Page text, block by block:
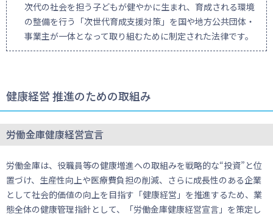
次代の社会を担う子どもが健やかに生まれ、育成される環境
の整備を行う「次世代育成支援対策」を国や地方公共団体・
事業主が一体となって取り組むために制定された法律です。
健康経営 推進のための取組み
労働金庫健康経営宣言
労働金庫は、役職員等の健康増進への取組みを戦略的な“投資”と位
置づけ、生産性向上や医療費負担の削減、さらに成長性のある企業
として社会的価値の向上を目指す「健康経営」を推進するため、業
態全体の健康管理指針として、「労働金庫健康経営宣言」を策定し